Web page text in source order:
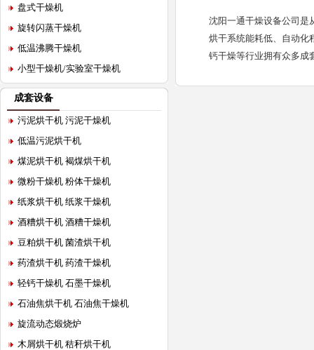
盘式干燥机
旋转闪蒸干燥机
低温沸腾干燥机
小型干燥机/实验室干燥机
成套设备
污泥烘干机 污泥干燥机
低温污泥烘干机
煤泥烘干机 褐煤烘干机
微粉干燥机 粉体干燥机
纸浆烘干机 纸浆干燥机
酒糟烘干机 酒糟干燥机
豆粕烘干机 菌渣烘干机
药渣烘干机 药渣干燥机
轻钙干燥机 石墨干燥机
石油焦烘干机 石油焦干燥机
旋流动态煅烧炉
木屑烘干机 秸秆烘干机
沈阳一通干燥设备公司是
烘干系统能耗低、自动化
钙干燥等行业拥有众多成